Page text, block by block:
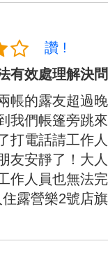
讚 !
有效處理解決
帳的露友超過
我們帳篷旁跳
打電話請工作人
友安靜了！大
作人員也無法
露營樂2號店